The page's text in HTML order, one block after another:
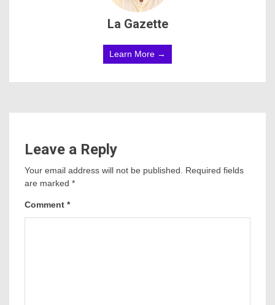
La Gazette
Learn More →
Leave a Reply
Your email address will not be published.
Required fields
are marked *
Comment *